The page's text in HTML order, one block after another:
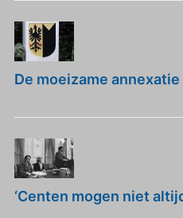
De moeizame
‘Centen mogen niet